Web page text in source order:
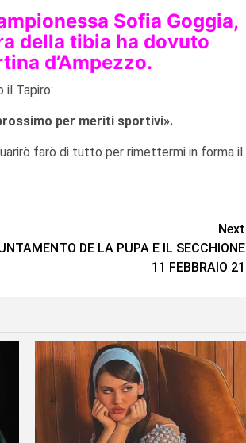
Sofia Goggia,
della tibia ha dovuto
d’Ampezzo.
il Tapiro:
per meriti sportivi».
farò di tutto per rimettermi in forma il
Next
DE LA PUPA E IL SECCHIONE
11 FEBBRAIO 21